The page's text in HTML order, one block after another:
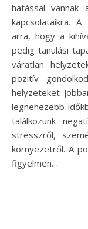
hatással vannak
kapcsolataikra.
arra, hogy a
pedig tanulási
váratlan
pozitív
helyzeteket
legnehezebb
találkozunk
stresszről,
környezetről. A
figyelmen…